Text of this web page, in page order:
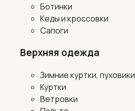
Ботинки
Кеды и кроссовки
Сапоги
Верхняя одежда
Зимние куртки, пуховики
Куртки
Ветровки